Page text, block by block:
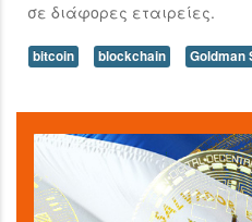
σε διάφορες εταιρείες.
bitcoin blockchain Goldman